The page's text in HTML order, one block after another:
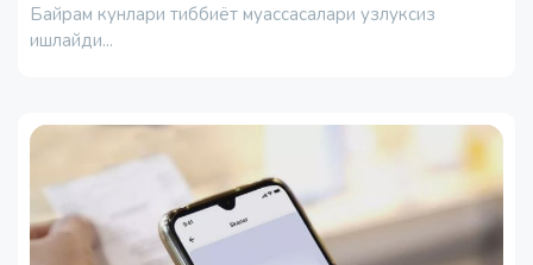
Байрам кунлари тиббиёт муассасалари узлуксиз
ишлайди...